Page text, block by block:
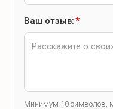
Ваш отзыв:*
Минимум 10 символов,